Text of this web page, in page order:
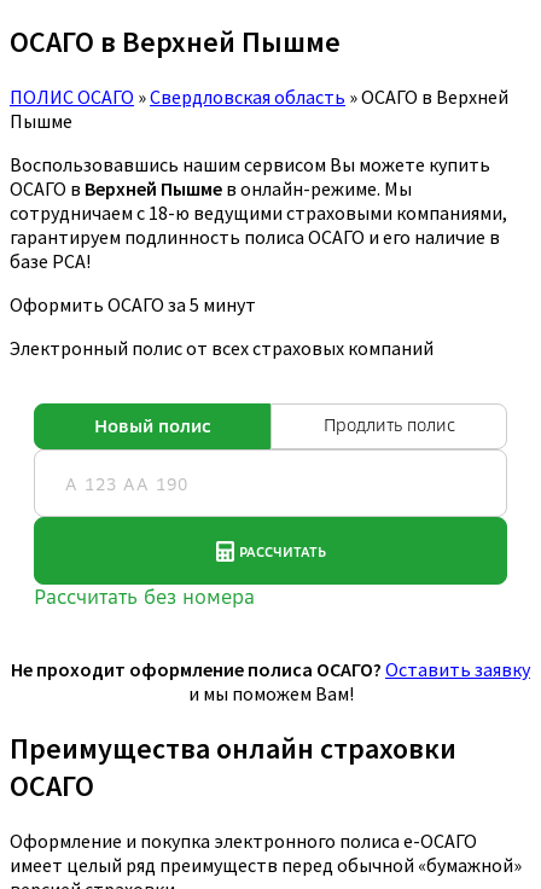
ОСАГО в Верхней Пышме
ПОЛИС ОСАГО »Свердловская область »ОСАГО в Верхней
Пышме
Воспользовавшись нашим сервисом Вы можете купить
ОСАГО в Верхней Пышме в онлайн-режиме. Мы
сотрудничаем с 18-ю ведущими страховыми компаниями,
гарантируем подлинность полиса ОСАГО и его наличие в
базе РСА!
Оформить ОСАГО за 5 минут
Электронный полис от всех страховых компаний
Не проходит оформление полиса ОСАГО? Оставить заявку
и мы поможем Вам!
Преимущества онлайн страховки
ОСАГО
Оформление и покупка электронного полиса е-ОСАГО
имеет целый ряд преимуществ перед обычной «бумажной»